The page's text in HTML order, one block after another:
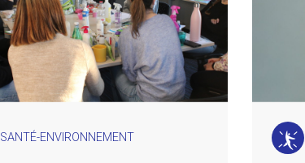
SANTÉ-ENVIRONNEMENT